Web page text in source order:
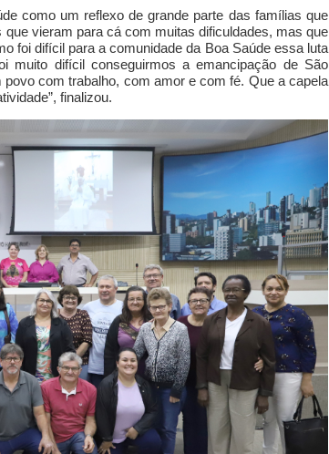
como um reflexo de grande parte das famílias que
quevieram para cá com muitas dificuldades, mas que
foi difícil para a comunidadeda Boa Saúde essa luta
muito difícil conseguirmos a emancipação de São
com trabalho, com amor e com fé. Que a capela
finalizou.